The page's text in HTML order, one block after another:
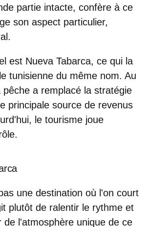
partie intacte, confère à ce
son aspect particulier,
est Nueva Tabarca, ce qui la
tunisienne du même nom. Au
a remplacé la stratégie
principale source de revenus
le tourisme joue
une destination où l'on court
plutôt de ralentir le rythme et
de l'atmosphère unique de ce